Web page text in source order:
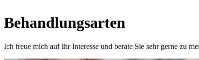
Behandlungsarten
Ich freue mich auf Ihr Interesse und berate Sie sehr gerne zu